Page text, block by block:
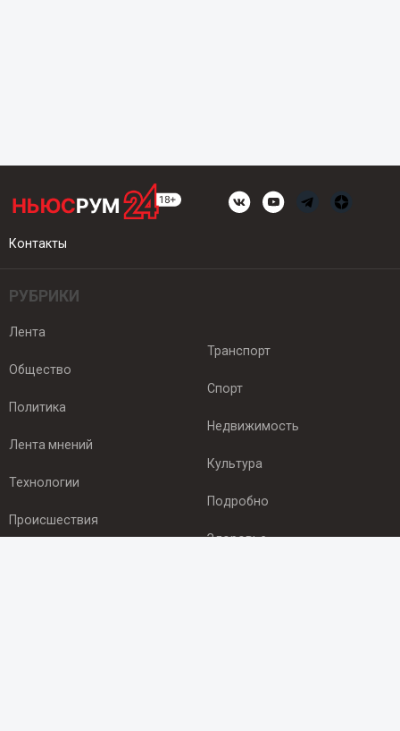
Контакты
РУБРИКИ
Лента
Общество
Политика
Лента мнений
Технологии
Происшествия
Транспорт
Спорт
Недвижимость
Культура
Подробно
Здоровье